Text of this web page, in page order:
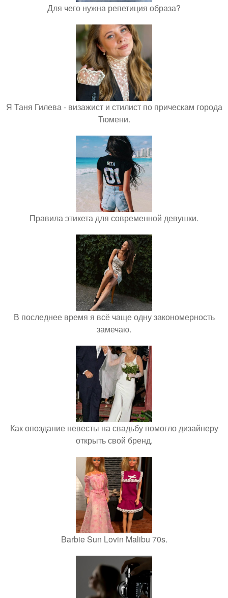
Для чего нужна репетиция образа?
Я Таня Гилева - визажист и стилист по прическам города
Тюмени.
Правила этикета для современной девушки.
В последнее время я всё чаще одну закономерность
замечаю.
Как опоздание невесты на свадьбу помогло дизайнеру
открыть свой бренд.
Barbie Sun Lovin Malibu 70s.